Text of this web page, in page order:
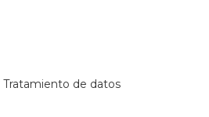
Tratamiento de datos